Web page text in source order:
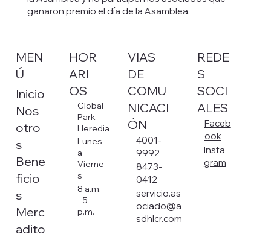
ganaron premio el día de la Asamblea.
MEN
Ú
Inicio
Nos
otro
s
Bene
ficio
s
Merc
adito
HOR
ARI
OS
Global
Park
Heredia
Lunes
a
Vierne
s
8 a.m.
- 5
p.m.
VIAS
DE
COMU
NICACI
ÓN
4001-
9992
8473-
0412
servicio.as
ociado@a
sdhlcr.com
REDE
S
SOCI
ALES
Faceb
ook
Insta
gram